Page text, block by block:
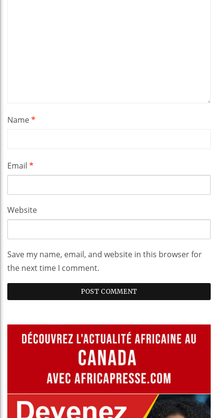
Name*
Email *
Website
Save my name, email, and website in this browser for
the next time I comment.